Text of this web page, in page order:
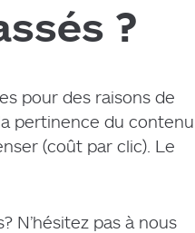
?
pour des raisons de
pertinence du contenu
(coût par clic). Le
N’hésitez pas à nous